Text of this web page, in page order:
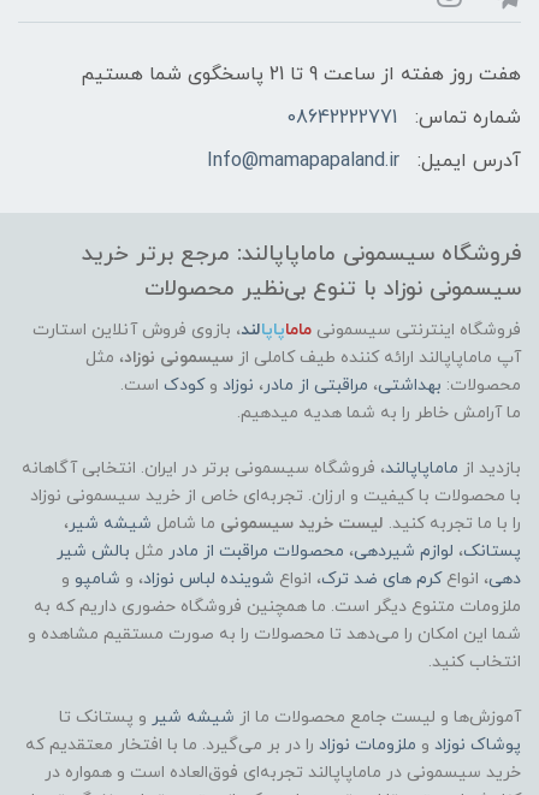
هفت روز هفته از ساعت 9 تا 21 پاسخگوی شما هستیم
شماره تماس:
08642222771
آدرس ایمیل:
Info@mamapapaland.ir
فروشگاه سیسمونی ماماپاپالند: مرجع برتر خرید
سیسمونی نوزاد با تنوع بی‌نظیر محصولات
فروشگاه اینترنتی سیسمونی ماماپاپالند، بازوی فروش آنلاین استارت
آپ ماماپاپالند ارائه کننده طیف کاملی از سیسمونی نوزاد، مثل
محصولات: بهداشتی، مراقبتی از مادر، نوزاد وکودک است.
ما آرامش خاطر را به شما هدیه میدهیم.
بازدید از ماماپاپالند، فروشگاه سیسمونی برتر در ایران. انتخابی آگاهانه
با محصولات با کیفیت و ارزان. تجربه‌ای خاص از خرید سیسمونی نوزاد
را با ما تجربه کنید. لیست خرید سیسمونی ما شامل شیشه شیر،
پستانک، لوازم شیردهی، محصولات مراقبت از مادر مثل بالش شیر
دهی، انواعکرم های ضد ترک، انواع شوینده لباس نوزاد، و شامپو و
ملزومات متنوع دیگر است. ما همچنین فروشگاه حضوری داریم که به
شما این امکان را می‌دهد تا محصولات را به صورت مستقیم مشاهده و
انتخاب کنید.
آموزش‌ها و لیست جامع محصولات ما از شیشه شیر و پستانک تا
پوشاک نوزاد و ملزومات نوزاد را در بر می‌گیرد. ما با افتخار معتقدیم که
خرید سیسمونی در ماماپاپالند تجربه‌ای فوق‌العاده است و همواره در